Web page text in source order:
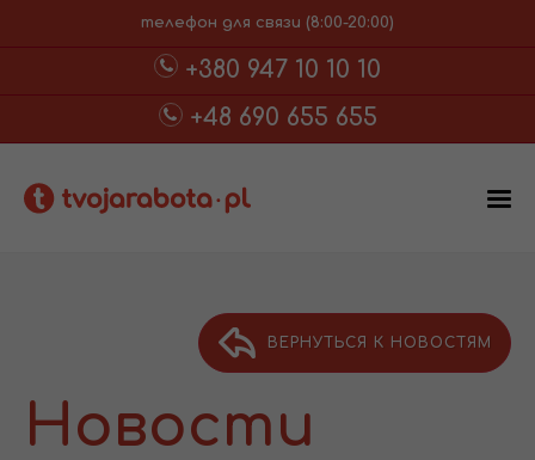
телефон для связи (8:00-20:00)
+380 947 10 10 10
+48 690 655 655
ВЕРНУТЬСЯ К НОВОСТЯМ
Новости